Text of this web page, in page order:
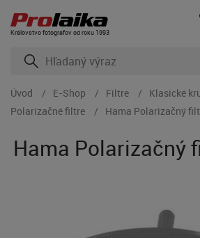
Kráľovstvo fotografov od roku 1993
Úvod E-Shop Filtre
Klasické
Polarizačné filtre
Hama Polarizačný
Hama Polarizačný